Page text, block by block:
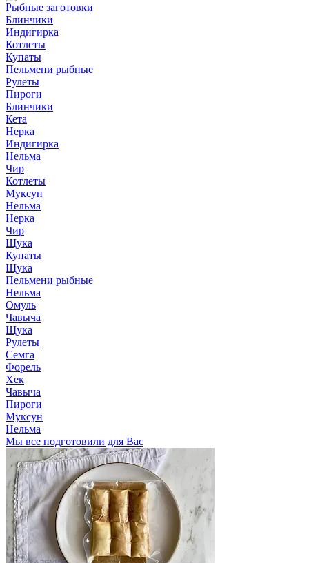
Рыбные заготовки
Блинчики
Индигирка
Котлеты
Купаты
Пельмени рыбные
Рулеты
Пироги
Блинчики
Кета
Нерка
Индигирка
Нельма
Чир
Котлеты
Муксун
Нельма
Нерка
Чир
Щука
Купаты
Щука
Пельмени рыбные
Нельма
Омуль
Чавыча
Щука
Рулеты
Семга
Форель
Хек
Чавыча
Пироги
Муксун
Нельма
Мы все подготовили для Вас